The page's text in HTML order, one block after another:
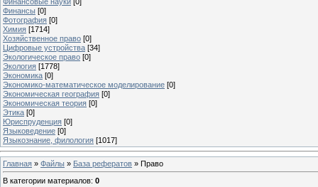
Финансы [0]
Фотография [0]
Химия [1714]
Хозяйственное право [0]
Цифровые устройства [34]
Экологическое право [0]
Экология [1778]
Экономика [0]
Экономико-математическое моделирование [0]
Экономическая география [0]
Экономическая теория [0]
Этика [0]
Юриспруденция [0]
Языковедение [0]
Языкознание, филология [1017]
Главная » Файлы » База рефератов » Право
В категории материалов: 0